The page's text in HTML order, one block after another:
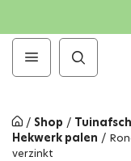
/ Shop /
Hekwerk palen /
verzinkt